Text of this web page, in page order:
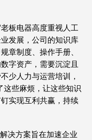
板电器高度重视人工
发展，公司的知识库
章制度、操作手册、
字资产，需要沉淀且
少人力与运营培训，
这些麻烦，让这些知识
实现互利共赢，持续
决方案旨在加速企业